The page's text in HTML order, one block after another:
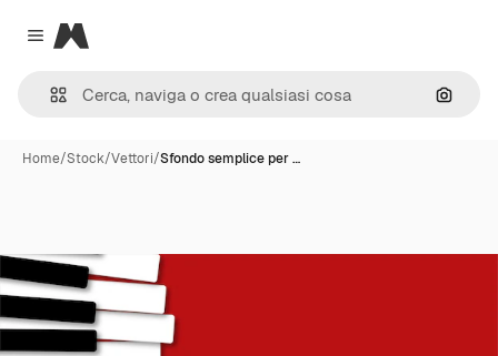
Close menu
Magnific
Cerca
Home/Stock/Vettori/Sfondo semplice per …